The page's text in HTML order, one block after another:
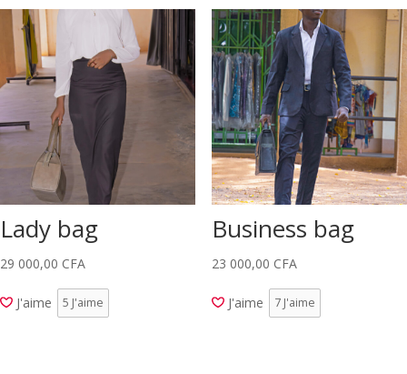
Lady bag
29 000,00 CFA
J'aime 5 J'aime
Business bag
23 000,00 CFA
J'aime 7 J'aime